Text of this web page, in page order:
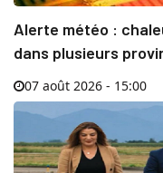
Alerte météo :
dans plusieurs
07 août 2026 - 15:00